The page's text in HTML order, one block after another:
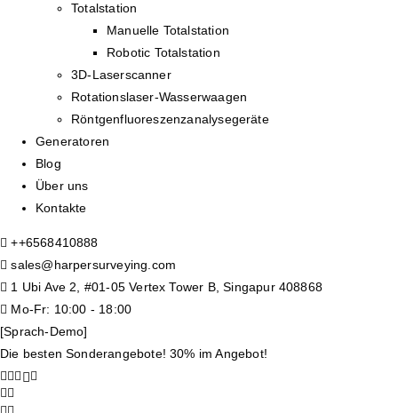
Totalstation
Manuelle Totalstation
Robotic Totalstation
3D-Laserscanner
Rotationslaser-Wasserwaagen
Röntgenfluoreszenzanalysegeräte
Generatoren
Blog
Über uns
Kontakte
++6568410888
sales@harpersurveying.com
1 Ubi Ave 2, #01-05 Vertex Tower B, Singapur 408868
Mo-Fr: 10:00 - 18:00
[Sprach-Demo]
Die besten Sonderangebote! 30% im Angebot!